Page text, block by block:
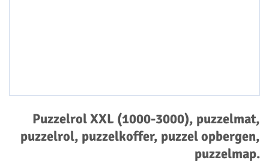
Puzzelrol XXL (1000-3000), puzzelmat,
puzzelrol, puzzelkoffer, puzzel opbergen,
puzzelmap.